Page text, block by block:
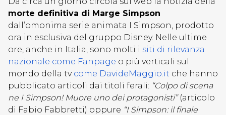
morte definitiva di Marge Simpson
dall’omonima serie animata I Simpson, prodotto
ora in esclusiva del gruppo Disney. Nelle ultime
ore, anche in Italia, sono molti i siti di rilevanza
nazionale come Fanpage o più verticali sul
mondo della tv come DavideMaggio.it che hanno
pubblicato articoli dai titoli ferali: “Colpo di scena
ne I Simpson! Muore uno dei protagonisti”(articolo
di Fabio Fabbretti) oppure “I Simpson: il finale